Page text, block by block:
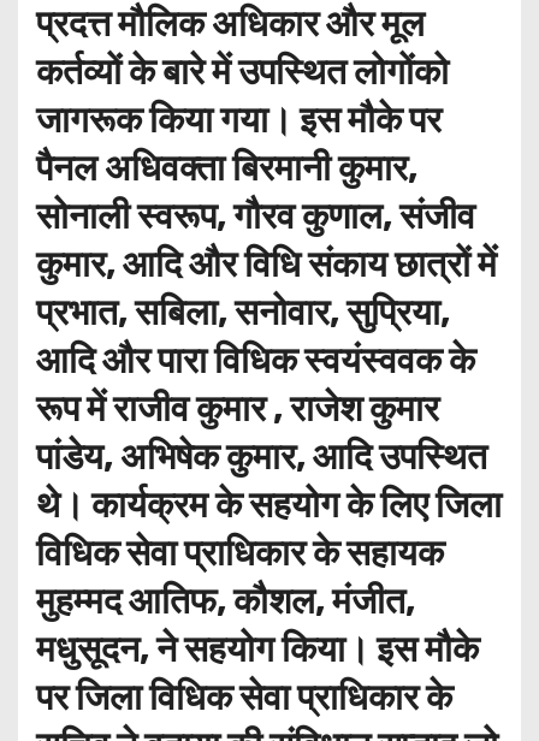
प्रदत्त मौलिक अधिकार और मूल
कर्तव्यों के बारे में उपस्थित लोगोंको
जागरूक किया गया। इस मौके पर
पैनल अधिवक्ता बिरमानी कुमार,
सोनाली स्वरूप, गौरव कुणाल, संजीव
कुमार, आदि और विधि संकाय छात्रों में
प्रभात, सबिला, सनोवार, सुप्रिया,
आदि और पारा विधिक स्वयंस्ववक के
रूप में राजीव कुमार , राजेश कुमार
पांडेय, अभिषेक कुमार, आदि उपस्थित
थे। कार्यक्रम के सहयोग के लिए जिला
विधिक सेवा प्राधिकार के सहायक
मुहम्मद आतिफ, कौशल, मंजीत,
मधुसूदन, ने सहयोग किया। इस मौके
पर जिला विधिक सेवा प्राधिकार के